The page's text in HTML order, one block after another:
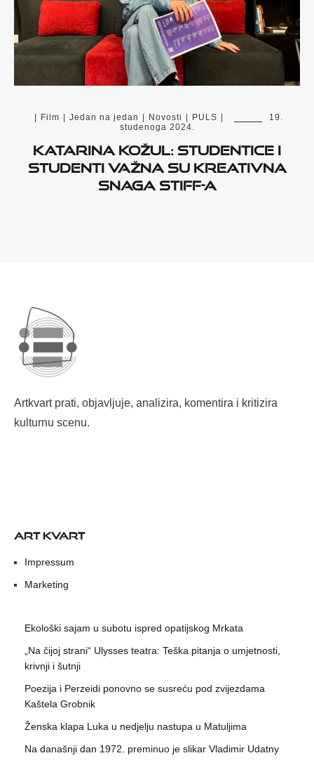
Film Jedan na jedan Novosti PULS
19.
studenoga 2024.
Katarina Kožul: studentice i
studenti važna su kreativna
snaga STIFF-a
Artkvart prati, objavljuje, analizira, komentira i kritizira
kulturnu scenu.
ART KVART
Impressum
Marketing
Ekološki sajam u subotu ispred opatijskog Mrkata
„Na čijoj strani“ Ulysses teatra: Teška pitanja o umjetnosti,
krivnji i šutnji
Poezija i Perzeidi ponovno se susreću pod zvijezdama
Kaštela Grobnik
Ženska klapa Luka u nedjelju nastupa u Matuljima
Na današnji dan 1972. preminuo je slikar Vladimir Udatny